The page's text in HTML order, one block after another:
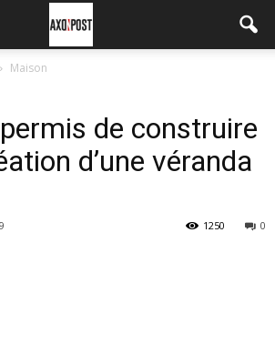
Maison
de construire
d’une véranda
0
1250